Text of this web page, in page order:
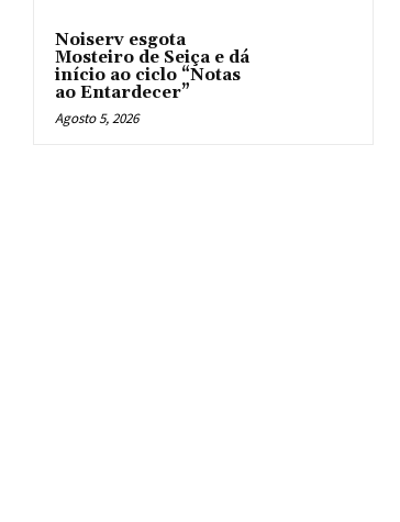
Noiserv esgota
Mosteiro de Seiça e dá
início ao ciclo “Notas
ao Entardecer”
Agosto 5, 2026